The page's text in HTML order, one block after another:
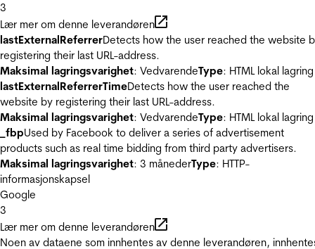
3
Lær mer om denne leverandøren
lastExternalReferrerDetects how the user reached the website
registering their last URL-address.
Maksimal lagringsvarighet: VedvarendeType: HTML lokal lagring
lastExternalReferrerTimeDetects how the user reached the
website by registering their last URL-address.
Maksimal lagringsvarighet: VedvarendeType: HTML lokal lagring
_fbpUsed by Facebook to deliver a series of advertisement
products such as real time bidding from third party advertisers.
Maksimal lagringsvarighet: 3 månederType: HTTP-
informasjonskapsel
Google
3
Lær mer om denne leverandøren
Noen av dataene som innhentes av denne leverandøren,